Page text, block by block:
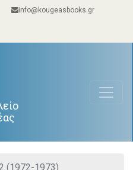
info@kougeasbooks.gr
(1972-1973)